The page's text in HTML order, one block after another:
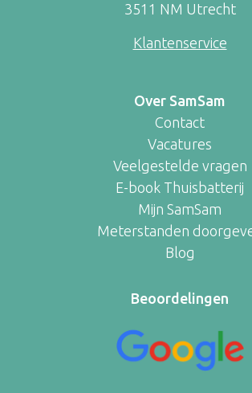
3511 NM Utrecht
Klantenservice
Over SamSam
Contact
Vacatures
Veelgestelde vragen
E-book Thuisbatterij
Mijn SamSam
Meterstanden
Blog
Beoordelingen